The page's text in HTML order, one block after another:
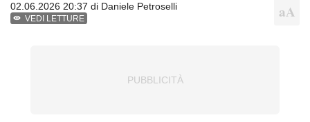
02.06.2026 20:37 di Daniele Petroselli
VEDI LETTURE